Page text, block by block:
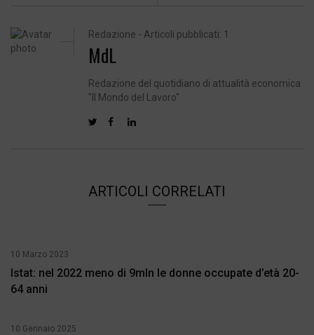
Redazione - Articoli pubblicati: 1
MdL
Redazione del quotidiano di attualità economica
"Il Mondo del Lavoro"
ARTICOLI CORRELATI
10 Marzo 2023
Istat: nel 2022 meno di 9mln le donne occupate d’età 20-
64 anni
10 Gennaio 2025